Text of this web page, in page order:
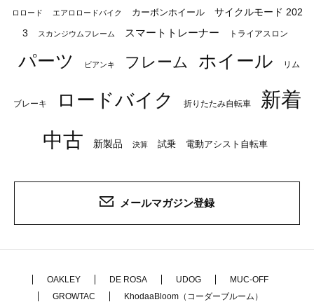
ロロード エアロロードバイク カーボンホイール
サイクルモード 202
3
スカンジウムフレーム スマートトレーナー トライアスロン
パーツ ビアンキ フレーム ホイール リム
ブレーキ ロードバイク 折りたたみ自転車
新着
中古
新製品 決算 試乗 電動アシスト自転車
メールマガジン登録
OAKLEY DE ROSA UDOG
MUC-OFF
GROWTAC
KhodaaBloom（コーダーブルーム）